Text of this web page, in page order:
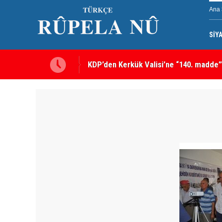
Ana
Kerkük’te Kürt partilerden 7 maddelik